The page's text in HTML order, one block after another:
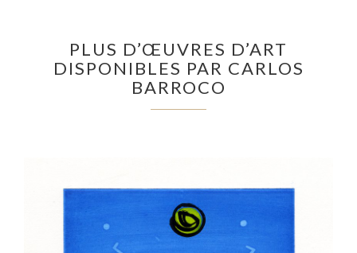
PLUS D’ŒUVRES D’ART
DISPONIBLES PAR CARLOS
BARROCO